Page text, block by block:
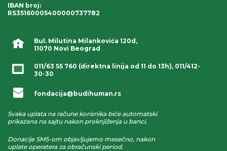
Bul. Milutina Milankovića 120d,
11070 Novi Beograd
011/63 55 760 (direktna linija od 11 do 13h), 011/412-
30-30
fondacija@budihuman.rs
Svaka uplata na račune korisnika biće automatski
prikazana na sajtu nakon proknjiženja u banci.
Donacije SMS-om objavljujemo mesečno, nakon
uplate operatera za obračunski period.
IBAN broj:
RS35160005400000737782